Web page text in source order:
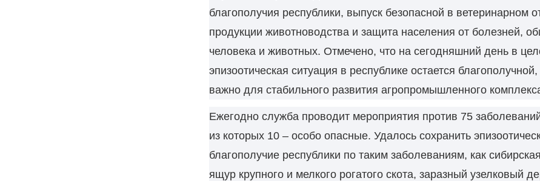
благополучия республики, выпуск безопасной в ветеринарном
продукции животноводства и защита населения от болезней,
человека и животных. Отмечено, что на сегодняшний день в
эпизоотическая ситуация в республике остается
важно для стабильного развития агропромышленного
Ежегодно служба проводит мероприятия против 75
из которых 10 – особо опасные. Удалось сохранить
благополучие республики по таким заболеваниям, как
ящур крупного и мелкого рогатого скота, заразный узелковый